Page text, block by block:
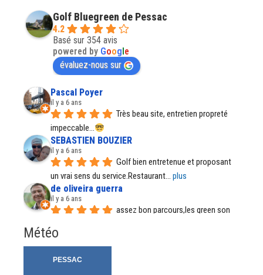
Golf Bluegreen de Pessac
4.2
Basé sur 354 avis
powered by Google
évaluez-nous sur
Pascal Poyer
il y a 6 ans
Très beau site, entretien propreté
impeccable...
SEBASTIEN BOUZIER
il y a 6 ans
Golf bien entretenue et proposant
un vrai sens du service.Restaurant... plus
de oliveira guerra
il y a 6 ans
assez bon parcours,les green son
Régine Santos
il y a 6 ans
Météo